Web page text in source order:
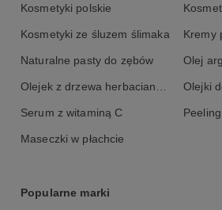
mchu.
Napis na pudełku:
RELAKS I ODMŁODZENIE
Czas na relaks! Oto zestaw, który sprawi,
skórę - nawilżają, wygładzają i koją.
Kosmetyki polskie
Kosmetyki ze śluzem ślimaka Kremy
Naturalne pasty do zębów Olej
Olejki
Serum z witaminą C
Maseczki w płachcie
Popularne marki